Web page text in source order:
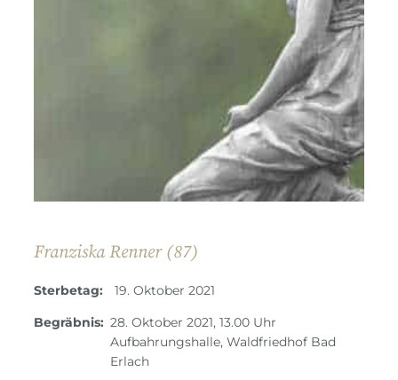
Franziska Renner (87)
Sterbetag:
19. Oktober 2021
Begräbnis: 28. Oktober 2021, 13.00 Uhr
Aufbahrungshalle, Waldfriedhof Bad
Erlach